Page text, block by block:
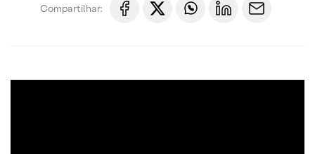
Compartilhar: